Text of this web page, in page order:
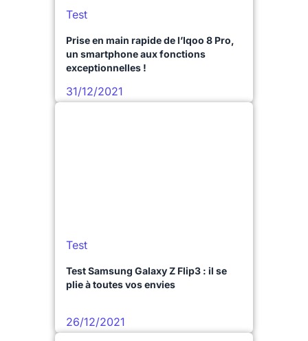
Test
Prise en main rapide de l’Iqoo 8 Pro,
un smartphone aux fonctions
exceptionnelles !
31/12/2021
Test
Test Samsung Galaxy Z Flip3 : il se
plie à toutes vos envies
26/12/2021